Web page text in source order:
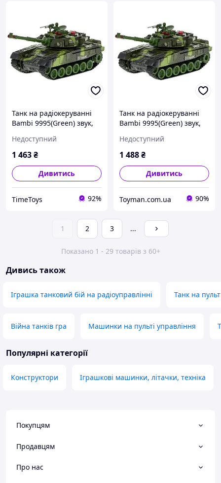
Танк на радіокеруванні
Bambi 9995(Green) звук,
Time Toys
Недоступний
1 463₴
Дивитись
TimeToys 92%
Танк на радіокеруванні
Bambi 9995(Green) звук,
Toyman
Недоступний
1 488₴
Дивитись
Toyman.com.ua 90%
1 2 3 ...
Показано 1 - 29 товарів з 60+
Дивись також
Іграшка танковий бій на радіоуправлінні Танк на
Війна танків гра Машинки на пульті управління
Популярні категорії
Конструктори Іграшкові машинки, літачки, техніка
Покупцям
Продавцям
Про нас